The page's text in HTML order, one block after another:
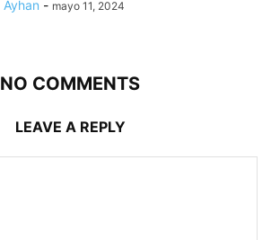
Ayhan - mayo 11, 2024
NO COMMENTS
LEAVE A REPLY